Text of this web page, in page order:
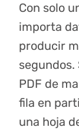
Con solo
importa
producir
PDF de
fila en
una hoja